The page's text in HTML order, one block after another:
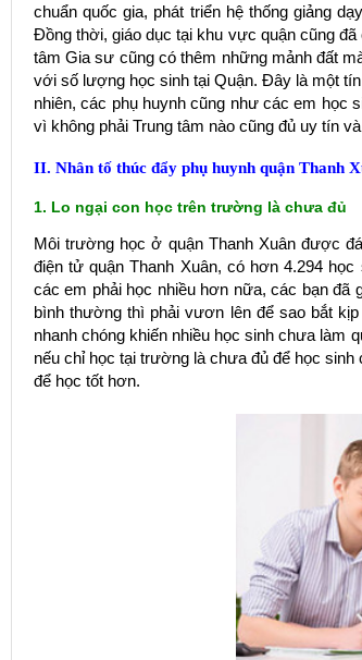
chuẩn quốc gia, phát triển hệ thống giảng
Đồng thời, giáo dục tại khu vực quận cũng
tâm Gia sư cũng có thêm những mảnh đất
với số lượng học sinh tại Quận. Đây là một
nhiên, các phụ huynh cũng như các em học
vì không phải Trung tâm nào cũng đủ uy tín
II. Nhân tố thúc đẩy phụ huynh quận Thanh
1. Lo ngại con học trên trường là chưa đủ
Môi trường học ở quận Thanh Xuân được
điện tử quận Thanh Xuân, có hơn 4.294
các em phải học nhiều hơn nữa, các bạn đã
bình thường thì phải vươn lên để sao bắt
nhanh chóng khiến nhiều học sinh chưa làm
nếu chỉ học tại trường là chưa đủ để học
để học tốt hơn.